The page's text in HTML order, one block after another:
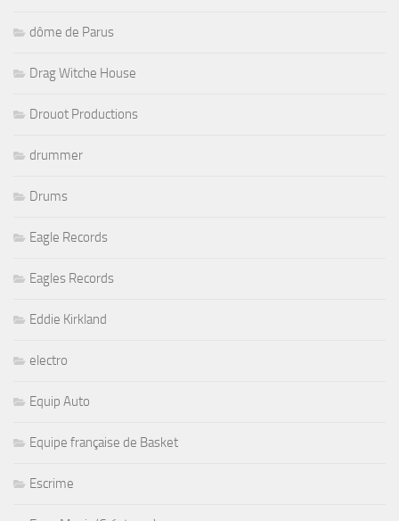
dôme de Parus
Drag Witche House
Drouot Productions
drummer
Drums
Eagle Records
Eagles Records
Eddie Kirkland
electro
Equip Auto
Equipe française de Basket
Escrime